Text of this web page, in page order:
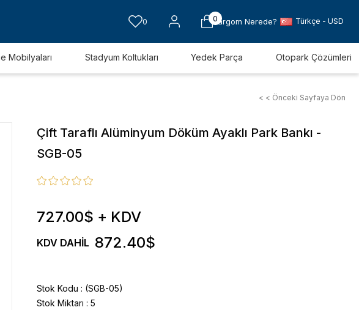
0 0
Kargom Nerede? Türkçe - USD
Mobilyaları Stadyum Koltukları Yedek Parça Otopark Çözümleri
< < Önceki Sayfaya Dön
Çift Taraflı Alüminyum Döküm Ayaklı Park Bankı -
SGB-05
727.00$ + KDV
KDV DAHIL 872.40$
Stok Kodu
(SGB-05)
Stok Miktarı : 5